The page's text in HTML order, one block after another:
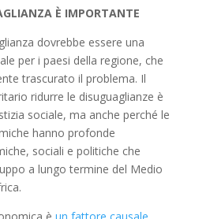
È IMPORTANTE
dovrebbe essere una
per i paesi della regione, che
trascurato il problema. Il
ridurre le disuguaglianze è
sociale, ma anche perché le
hanno profonde
sociali e politiche che
a lungo termine del Medio